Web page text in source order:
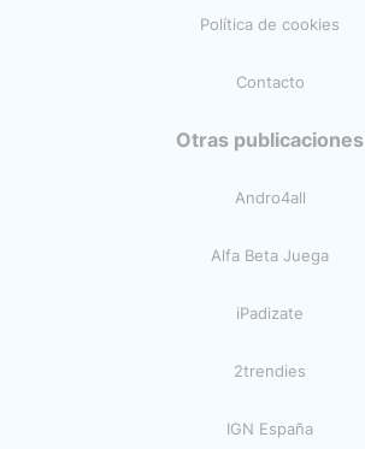
Política de cookies
Contacto
Otras publicaciones
Andro4all
Alfa Beta Juega
iPadizate
2trendies
IGN España